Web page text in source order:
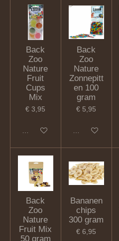
Back
Zoo
Nature
Fruit
Cups
Mix
€ 3,95
In winkelwagen
Back
Zoo
Nature
Zonnepitt
en 100
gram
€ 5,95
In winkelwagen
Back
Zoo
Nature
Fruit Mix
50 gram
Bananen
chips
300 gram
€ 6,95